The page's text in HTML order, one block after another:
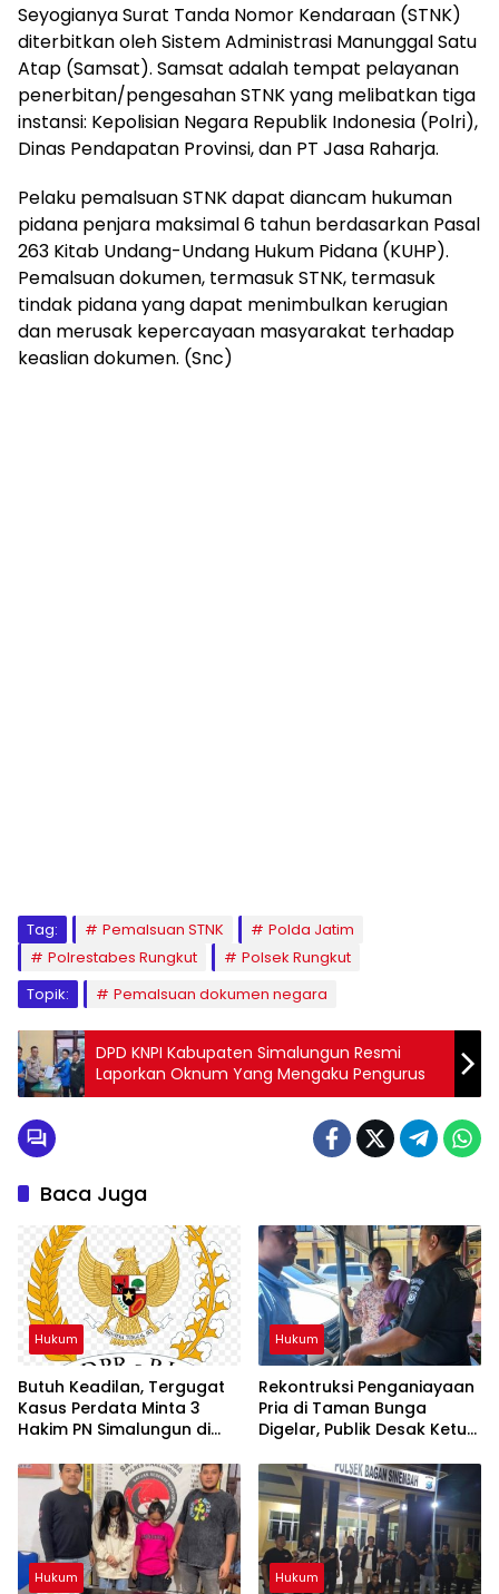
Seyogianya Surat Tanda Nomor Kendaraan (STNK)
diterbitkan oleh Sistem Administrasi Manunggal Satu
Atap (Samsat). Samsat adalah tempat pelayanan
penerbitan/pengesahan STNK yang melibatkan tiga
instansi: Kepolisian Negara Republik Indonesia (Polri),
Dinas Pendapatan Provinsi, dan PT Jasa Raharja.
Pelaku pemalsuan STNK dapat diancam hukuman
pidana penjara maksimal 6 tahun berdasarkan Pasal
263 Kitab Undang-Undang Hukum Pidana (KUHP).
Pemalsuan dokumen, termasuk STNK, termasuk
tindak pidana yang dapat menimbulkan kerugian
dan merusak kepercayaan masyarakat terhadap
keaslian dokumen. (Snc)
Tag: Pemalsuan STNK
Polda Jatim
Polrestabes Rungkut
Polsek Rungkut
Topik:
Pemalsuan dokumen negara
DPD KNPI Kabupaten Simalungun Resmi
Laporkan Oknum Yang Mengaku Pengurus
Baca Juga
Hukum
Butuh Keadilan, Tergugat
Kasus Perdata Minta 3
Hakim PN Simalungun di
Hukum
Rekontruksi Penganiayaan
Pria di Taman Bunga
Digelar, Publik Desak Ketua
Pematangsiantar Diperiksa
Hukum Hukum